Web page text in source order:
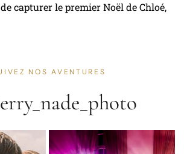
capturer le premier Noël de Chloé,
NOS AVENTURES